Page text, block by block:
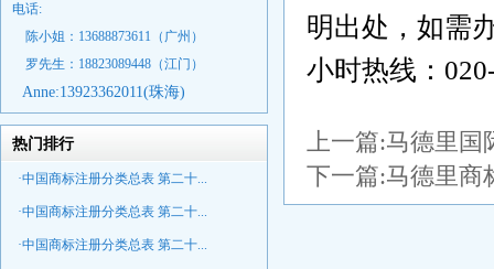
电话:
陈小姐：13688873611（广州）
罗先生：18823089448 （江门）
Anne:13923362011(珠海)
热门排行
·中国商标注册分类总表 第二十...
·中国商标注册分类总表 第二十...
·中国商标注册分类总表 第二十...
明出处，如需
小时热线：
上一篇:马德里国
下一篇:马德里商